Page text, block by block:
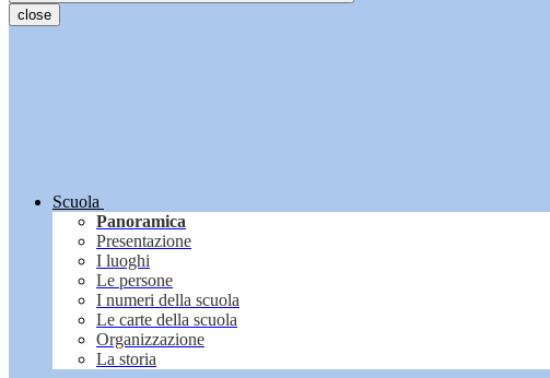
close
Scuola
Panoramica
Presentazione
I luoghi
Le persone
I numeri della scuola
Le carte della scuola
Organizzazione
La storia